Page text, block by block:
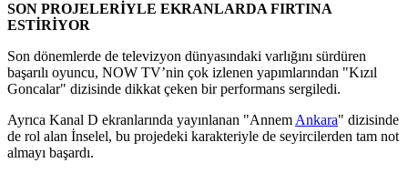
SON PROJELERİYLE EKRANLARDA FIRTINA
ESTİRİYOR
Son dönemlerde de televizyon dünyasındaki varlığını sürdüren
başarılı oyuncu, NOW TV’nin çok izlenen yapımlarından "Kızıl
Goncalar" dizisinde dikkat çeken bir performans sergiledi.
Ayrıca Kanal D ekranlarında yayınlanan "AnnemAnkara" dizisinde
de rol alan İnselel, bu projedeki karakteriyle de seyircilerden tam not
almayı başardı.